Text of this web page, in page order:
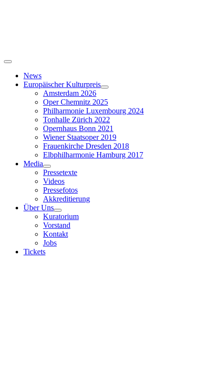
Toggle
NavigationNews
Europäischer Kulturpreis
Amsterdam 2026
Oper Chemnitz 2025
Philharmonie Luxembourg 2024
Tonhalle Zürich 2022
Opernhaus Bonn 2021
Wiener Staatsoper 2019
Frauenkirche Dresden 2018
Elbphilharmonie Hamburg 2017
Media
Pressetexte
Videos
Pressefotos
Akkreditierung
Über Uns
Kuratorium
Vorstand
Kontakt
Jobs
Tickets